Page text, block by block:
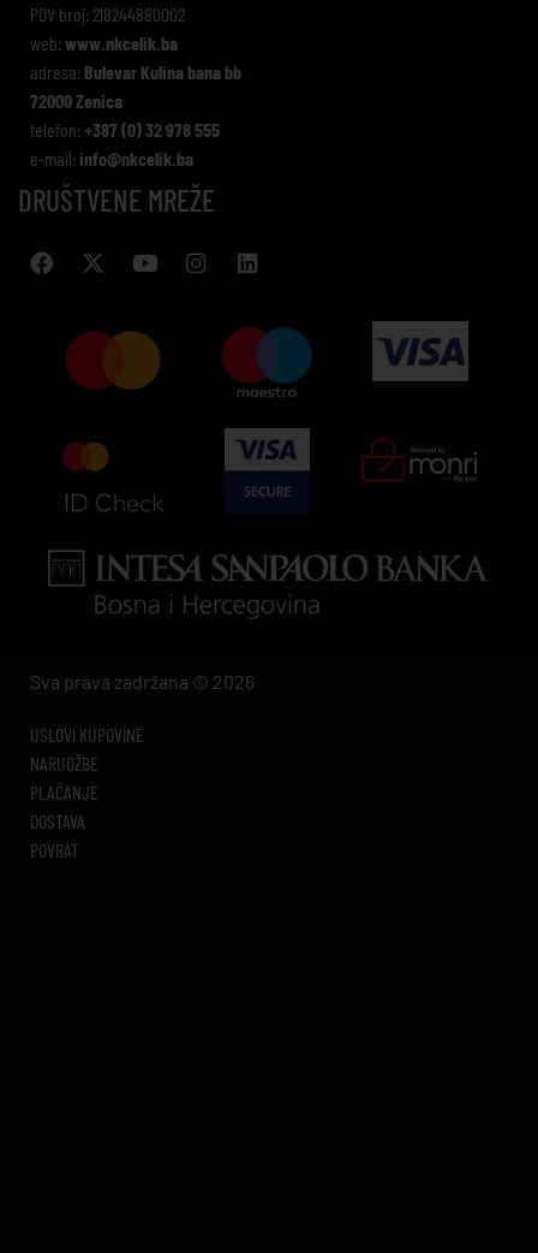
PDV broj: 218244880002
web: www.nkcelik.ba
adresa: Bulevar Kulina bana bb
72000 Zenica
telefon: +387 (0) 32 978 555
e-mail: info@nkcelik.ba
DRUŠTVENE MREŽE
Sva prava zadržana © 2026
USLOVI KUPOVINE
NARUDŽBE
PLAĆANJE
DOSTAVA
POVRAT